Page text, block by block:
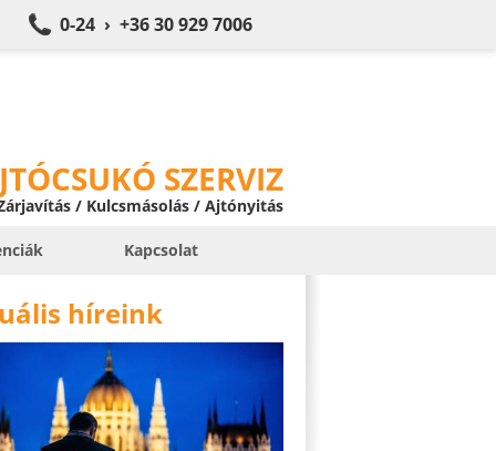
0-24 › +36 30 929 7006
SZERVIZ
/ Kulcsmásolás / Ajtónyitás
Kapcsolat
híreink